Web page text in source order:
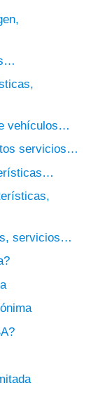
vehículos…
servicios…
servicios…